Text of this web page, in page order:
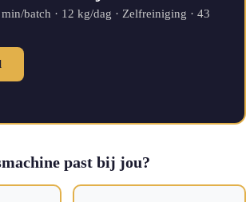
batch · 12 kg/dag · Zelfreiniging · 43
past bij jou?